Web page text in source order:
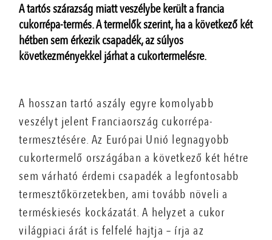
A tartós szárazság miatt veszélybe került a francia
cukorrépa-termés. A termelők szerint, ha a következő két
hétben sem érkezik csapadék, az súlyos
következményekkel járhat a cukortermelésre.
A hosszan tartó aszály egyre komolyabb
veszélyt jelent Franciaország cukorrépa-
termesztésére. Az Európai Unió legnagyobb
cukortermelő országában a következő két hétre
sem várható érdemi csapadék a legfontosabb
termesztőkörzetekben, ami tovább növeli a
terméskiesés kockázatát. A helyzet a cukor
világpiaci árát is felfelé hajtja – írja az